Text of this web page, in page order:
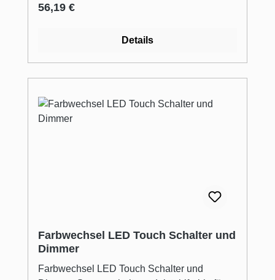
Regulärer Preis:
56,19 €
Details
Farbwechsel LED Touch Schalter und
Dimmer
Farbwechsel LED Touch Schalter und